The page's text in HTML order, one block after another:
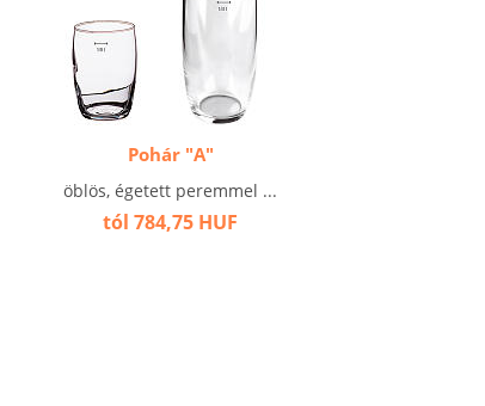
Pohár "A"
öblös, égetett peremmel ...
tól 784,75 HUF